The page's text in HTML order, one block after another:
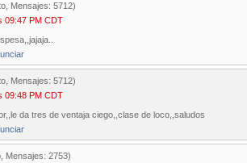
Mensajes: 5712)
09:47 PM CDT
Mensajes: 5712)
09:48 PM CDT
da tres de ventaja ciego,,clase de loco,,saludos
Mensajes: 2753)